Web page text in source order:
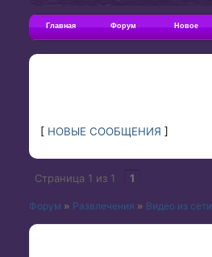
Главная Форум Новое
[ НОВЫЕ СООБЩЕНИЯ ]
Страница 1 из 1 1
Форум » Развлечения » Видео из сети